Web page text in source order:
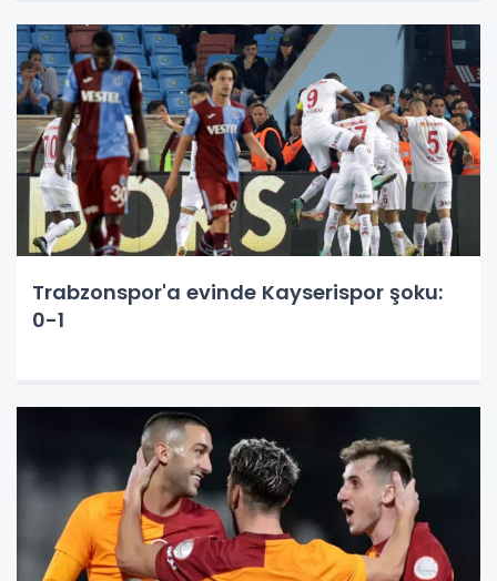
Trabzonspor'a evinde Kayserispor şoku:
0-1